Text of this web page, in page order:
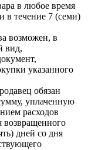
в любое время
в течение 7 (семи)
возможен, в
вид,
указанного
обязан
уплаченную
расходов
возвращенного
дней со дня